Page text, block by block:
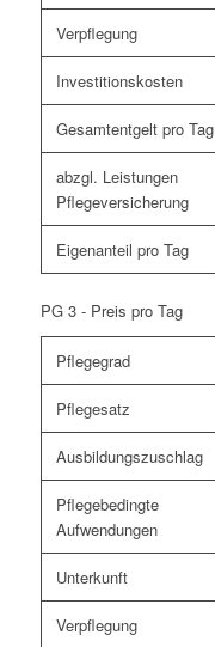
Verpflegung
Investitionskosten
Gesamtentgelt pro Tag
abzgl. Leistungen
Pflegeversicherung
Eigenanteil pro Tag
PG 3 - Preis pro Tag
Pflegegrad
Pflegesatz
Ausbildungszuschlag
Pflegebedingte
Aufwendungen
Unterkunft
Verpflegung